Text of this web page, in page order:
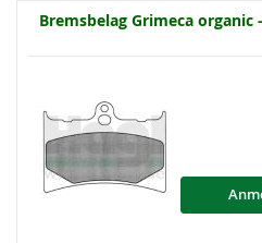
Bremsbelag Grimeca organic